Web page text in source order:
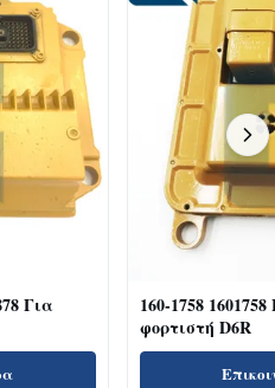
Για
160-1758
φορτιστή D6R